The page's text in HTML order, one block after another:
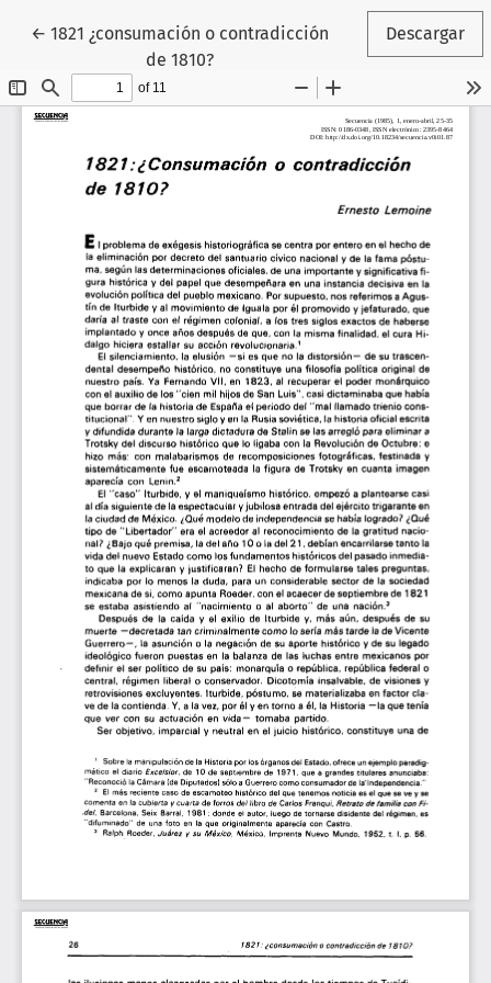
← Volver a los detalles del artículo
1821 ¿consumación o contradicción
de 1810?
Descargar